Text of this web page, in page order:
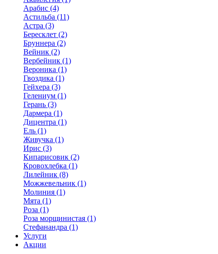
Арабис (4)
Астильба (11)
Астра (3)
Бересклет (2)
Бруннера (2)
Вейник (2)
Вербейник (1)
Вероника (1)
Гвоздика (1)
Гейхера (3)
Гелениум (1)
Герань (3)
Дармера (1)
Дицентра (1)
Ель (1)
Живучка (1)
Ирис (3)
Кипарисовик (2)
Кровохлебка (1)
Лилейник (8)
Можжевельник (1)
Молиния (1)
Мята (1)
Роза (1)
Роза морщинистая (1)
Стефанандра (1)
Услуги
Акции